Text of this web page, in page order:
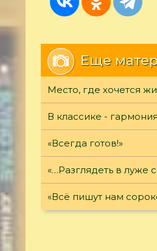
Еще
Место, где хочется
В классике - гармония
«Всегда готов!»
«…Разглядеть в луже
«Всё пишут нам